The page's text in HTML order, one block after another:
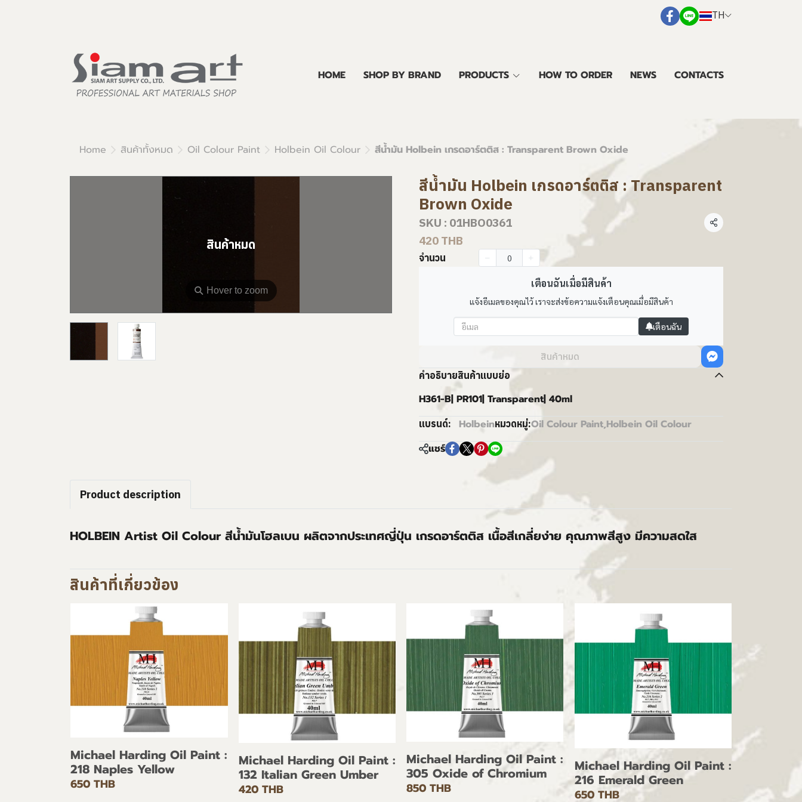
TH
HOME SHOP BY BRAND PRODUCTS HOW TO ORDER NEWS CONTACTS
Home สินค้าทั้งหมด Oil Colour Paint Holbein Oil Colour สีน้ำมัน Holbein เกรดอาร์ตติส : Transparent Brown Oxide
⚲ Hover to zoom
สินค้าหมด
สีน้ำมัน Holbein เกรดอาร์ตติส : Transparent
Brown Oxide
SKU : 01HBO0361 แชร์
420 THB
จำนวน
เตือนฉันเมื่อมีสินค้า
แจ้งอีเมลของคุณไว้ เราจะส่งข้อความแจ้งเตือนคุณเมื่อมีสินค้า
เตือนฉัน
สินค้าหมด
คำอธิบายสินค้าแบบย่อ
H361-B| PR101| Transparent| 40ml
แบรนด์: Holbeinหมวดหมู่:Oil Colour Paint,Holbein Oil Colour
แชร์
Product description
HOLBEIN Artist Oil Colour สีน้ำมันโฮลเบน ผลิตจากประเทศญี่ปุ่น เกรดอาร์ตติส เนื้อสีเกลี่ยง่าย คุณภาพสีสูง มีความสดใส
สินค้าที่เกี่ยวข้อง
Michael Harding Oil Paint :
218 Naples Yellow
650 THB
Michael Harding Oil Paint :
132 Italian Green Umber
420 THB
Michael Harding Oil Paint :
305 Oxide of Chromium
850 THB
Michael Harding Oil Paint :
216 Emerald Green
650 THB